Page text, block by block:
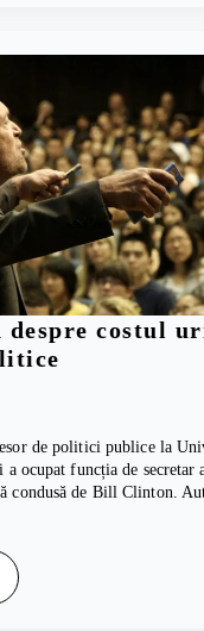
despre costul
de politici publice la
ocupat funcția de secretar
condusă de Bill Clinton.